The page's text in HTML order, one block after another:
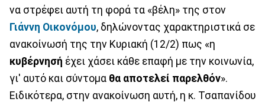
να στρέφει αυτή τη φορά τα «βέλη» της στον
Γιάννη Οικονόμου, δηλώνοντας χαρακτηριστικά σε
ανακοίνωσή της την Κυριακή (12/2) πως «η
κυβέρνησή έχει χάσει κάθε επαφή με την κοινωνία,
γι' αυτό και σύντομα θα αποτελεί παρελθόν».
Ειδικότερα, στην ανακοίνωση αυτή, η κ. Τσαπανίδου